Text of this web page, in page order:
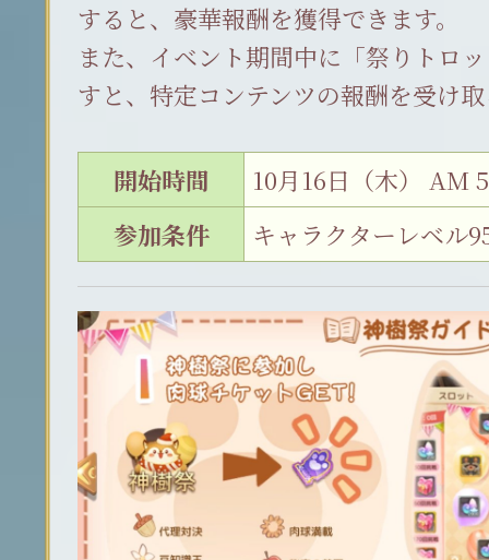
すると、豪華報酬を獲得できます。
また、イベント期間中に「祭りトロ
すと、特定コンテンツの報酬を受け
開始時間
10月16日（木） AM
参加条件
キャラクターレベル